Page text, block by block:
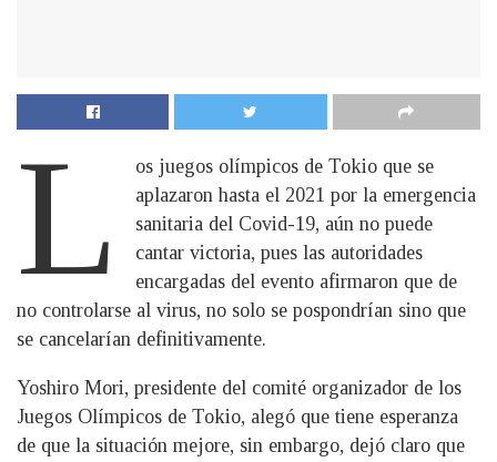
L
os juegos olímpicos de Tokio que se
aplazaron hasta el 2021 por la emergencia
sanitaria del Covid-19, aún no puede
cantar victoria, pues las autoridades
encargadas del evento afirmaron que de
no controlarse al virus, no solo se pospondrían sino que
se cancelarían definitivamente.
Yoshiro Mori, presidente del comité organizador de los
Juegos Olímpicos de Tokio, alegó que tiene esperanza
de que la situación mejore, sin embargo, dejó claro que